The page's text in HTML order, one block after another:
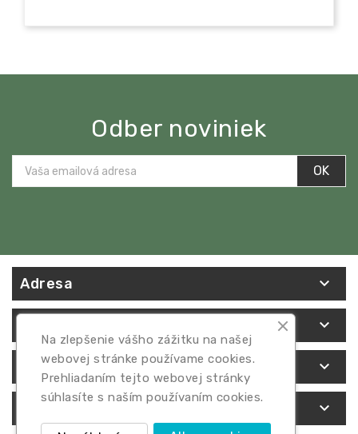
Odber noviniek
OK
Adresa 

Naša Spoločnosť 

Na zlepšenie vášho zážitku na našej
webovej stránke používame cookies.
Prehliadaním tejto webovej stránky
súhlasíte s naším používaním cookies.